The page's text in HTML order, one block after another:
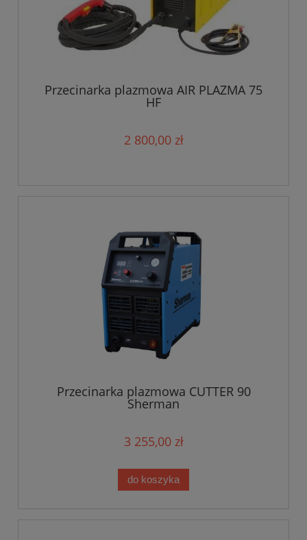
Przecinarka plazmowa AIR PLAZMA 75
HF
2 800,00 zł
Przecinarka plazmowa CUTTER 90
Sherman
3 255,00 zł
do koszyka